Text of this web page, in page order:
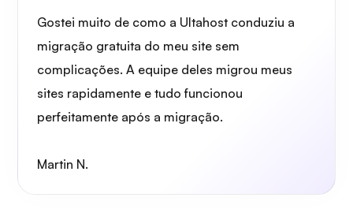
Gostei muito de como a Ultahost conduziu a
migração gratuita do meu site sem
complicações. A equipe deles migrou meus
sites rapidamente e tudo funcionou
perfeitamente após a migração.
Martin N.